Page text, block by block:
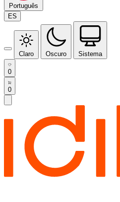
Português
ES
Claro Oscuro Sistema
0
0